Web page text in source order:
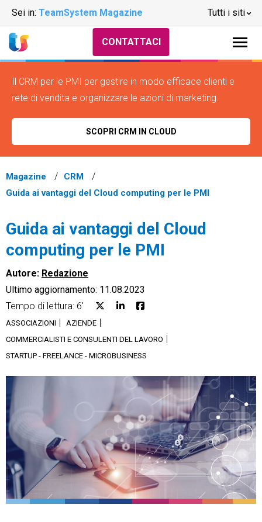
Sei in: TeamSystem Magazine Tutti i siti
CRM
Ecommerce
Email Marketing
Fatturazione
Financial Solutions
Trust Services
CONTATTACI
Il CRM per le PMI per gestire in modo efficace clienti e
rete di vendita e organizzare le azioni di marketing.
SCOPRI CRM IN CLOUD
Magazine
CRM
Guida ai vantaggi del Cloud computing per le PMI
Guida ai vantaggi del Cloud
computing per le PMI
Autore: Redazione
Ultimo aggiornamento: 11.08.2023
Tempo di lettura: 6'
ASSOCIAZIONI
AZIENDE
COMMERCIALISTI E CONSULENTI DEL LAVORO
STARTUP - FREELANCE - MICROBUSINESS